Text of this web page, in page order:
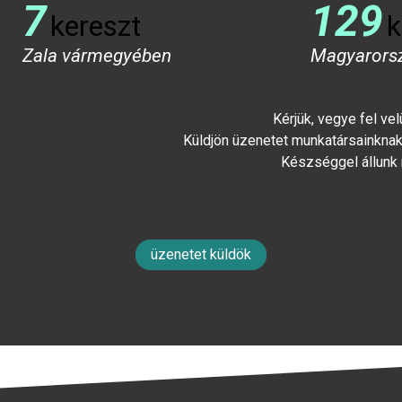
7kereszt
Zala vármegyében
129
Kérjük, vegye fel
Küldjön üzenetet
Készséggel
üzenetet küldök